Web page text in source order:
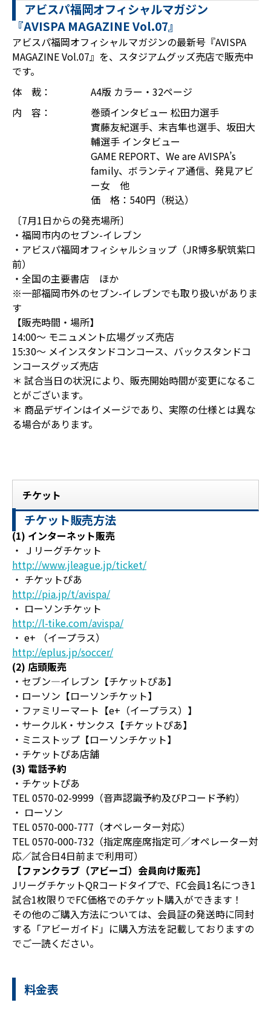
アビスパ福岡オフィシャルマガジン
『AVISPA MAGAZINE Vol.07』
アビスパ福岡オフィシャルマガジンの最新号『AVISPA
MAGAZINE Vol.07』を、スタジアムグッズ売店で販売中
です。
体 裁：
A4版 カラー・32ページ
内 容：
巻頭インタビュー 松田力選手
實藤友紀選手、末吉隼也選手、坂田大
輔選手 インタビュー
GAME REPORT、We are AVISPA’s
family、ボランティア通信、発見アビ
ー女 他
価 格：540円（税込）
〔7月1日からの発売場所〕
・福岡市内のセブン-イレブン
・アビスパ福岡オフィシャルショップ（JR博多駅筑紫口
前）
・全国の主要書店 ほか
※一部福岡市外のセブン-イレブンでも取り扱いがありま
す
【販売時間・場所】
14:00～ モニュメント広場グッズ売店
15:30～ メインスタンドコンコース、バックスタンドコ
ンコースグッズ売店
＊ 試合当日の状況により、販売開始時間が変更になるこ
とがございます。
＊ 商品デザインはイメージであり、実際の仕様とは異な
る場合があります。
チケット
チケット販売方法
(1) インターネット販売
・ Ｊリーグチケット
http://www.jleague.jp/ticket/
・ チケットぴあ
http://pia.jp/t/avispa/
・ ローソンチケット
http://l-tike.com/avispa/
・ e+ （イープラス）
http://eplus.jp/soccer/
(2) 店頭販売
・セブン―イレブン【チケットぴあ】
・ローソン【ローソンチケット】
・ファミリーマート【e+（イープラス）】
・サークルK・サンクス【チケットぴあ】
・ミニストップ【ローソンチケット】
・チケットぴあ店舗
(3) 電話予約
・チケットぴあ
TEL 0570-02-9999（音声認識予約及びPコード予約）
・ ローソン
TEL 0570-000-777（オペレーター対応）
TEL 0570-000-732（指定席座席指定可／オペレーター対
応／試合日4日前まで利用可）
【ファンクラブ（アビーゴ）会員向け販売】
JリーグチケットQRコードタイプで、FC会員1名につき1
試合1枚限りでFC価格でのチケット購入ができます！
その他のご購入方法については、会員証の発送時に同封
する「アビーガイド」に購入方法を記載しておりますの
でご一読ください。
料金表